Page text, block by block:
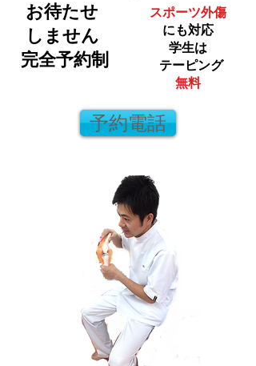
お待たせ
しません
完全予約制
スポーツ外傷
にも対応
学生は
テーピング
無料
予約電話